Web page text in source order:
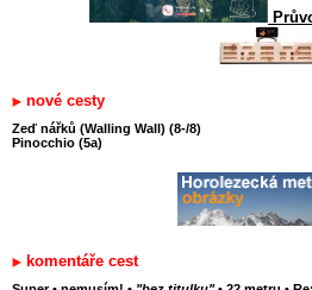
nové cesty
Zeď nářků (Walling Wall) (8-/8)
Pinocchio (5a)
komentáře cest